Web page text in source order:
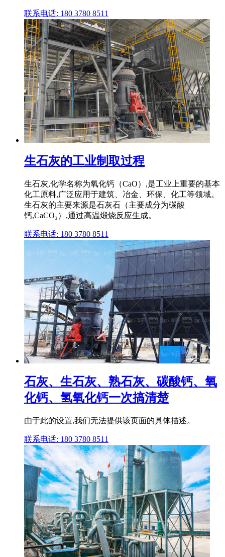
联系电话: 180 3780 8511
生石灰的工业制取过程
生石灰,化学名称为氧化钙（CaO）,是工业上重要的基本
化工原料,广泛应用于建筑、冶金、环保、化工等领域。
生石灰的主要来源是石灰石（主要成分为碳酸
钙,CaCO₃）,通过高温煅烧反应生成。
联系电话: 180 3780 8511
石灰、生石灰、熟石灰、碳酸钙、氧
化钙、氢氧化钙一次搞清楚
由于此的设置,我们无法提供该页面的具体描述。
联系电话: 180 3780 8511